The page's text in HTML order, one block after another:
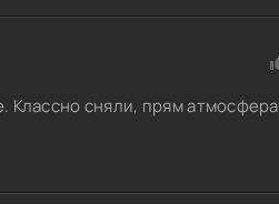
Классно сняли, прям атмосфера